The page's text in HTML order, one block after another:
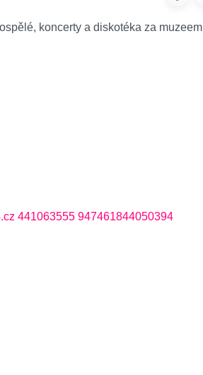
koncerty a diskotéka za muzeem